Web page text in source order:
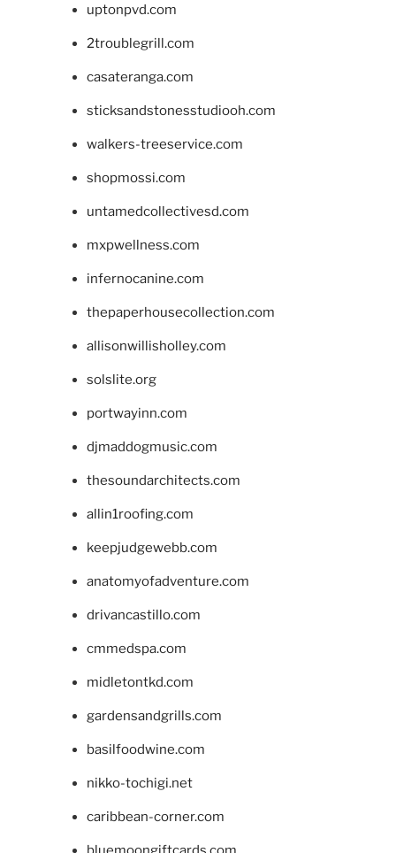
uptonpvd.com
2troublegrill.com
casateranga.com
sticksandstonesstudiooh.com
walkers-treeservice.com
shopmossi.com
untamedcollectivesd.com
mxpwellness.com
infernocanine.com
thepaperhousecollection.com
allisonwillisholley.com
solslite.org
portwayinn.com
djmaddogmusic.com
thesoundarchitects.com
allin1roofing.com
keepjudgewebb.com
anatomyofadventure.com
drivancastillo.com
cmmedspa.com
midletontkd.com
gardensandgrills.com
basilfoodwine.com
nikko-tochigi.net
caribbean-corner.com